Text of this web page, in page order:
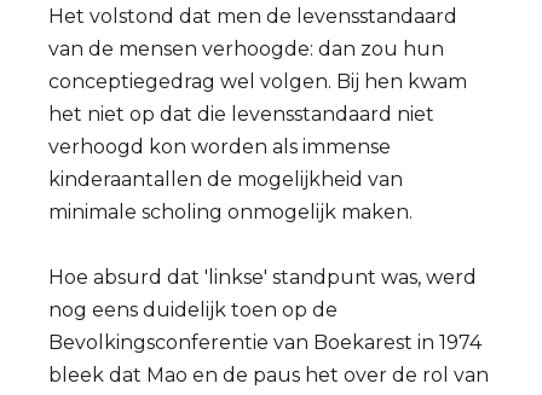
Het volstond dat men de levensstandaard
van de mensen verhoogde: dan zou hun
conceptiegedrag wel volgen. Bij hen kwam
het niet op dat die levensstandaard niet
verhoogd kon worden als immense
kinderaantallen de mogelijkheid van
minimale scholing onmogelijk maken.
Hoe absurd dat 'linkse' standpunt was, werd
nog eens duidelijk toen op de
Bevolkingsconferentie van Boekarest in 1974
bleek dat Mao en de paus het over de rol van